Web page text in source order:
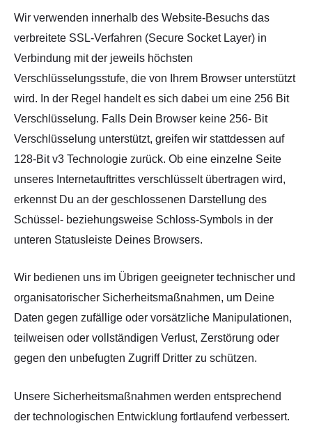
Wir verwenden innerhalb des Website-Besuchs das
verbreitete SSL-Verfahren (Secure Socket Layer) in
Verbindung mit der jeweils höchsten
Verschlüsselungsstufe, die von Ihrem Browser unterstützt
wird. In der Regel handelt es sich dabei um eine 256 Bit
Verschlüsselung. Falls Dein Browser keine 256- Bit
Verschlüsselung unterstützt, greifen wir stattdessen auf
128-Bit v3 Technologie zurück. Ob eine einzelne Seite
unseres Internetauftrittes verschlüsselt übertragen wird,
erkennst Du an der geschlossenen Darstellung des
Schüssel- beziehungsweise Schloss-Symbols in der
unteren Statusleiste Deines Browsers.
Wir bedienen uns im Übrigen geeigneter technischer und
organisatorischer Sicherheitsmaßnahmen, um Deine
Daten gegen zufällige oder vorsätzliche Manipulationen,
teilweisen oder vollständigen Verlust, Zerstörung oder
gegen den unbefugten Zugriff Dritter zu schützen.
Unsere Sicherheitsmaßnahmen werden entsprechend
der technologischen Entwicklung fortlaufend verbessert.